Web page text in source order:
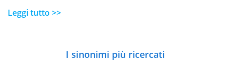
Leggi tutto >>
I sinonimi più ricercati